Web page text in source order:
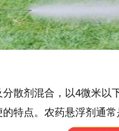
散剂混合，以4微米以
特点。农药悬浮剂通